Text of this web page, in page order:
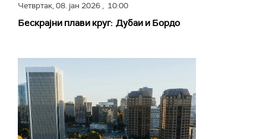
Четвртак,08. јан 2026, 10:00
Бескрајни плави круг: Дубаи и Бордо